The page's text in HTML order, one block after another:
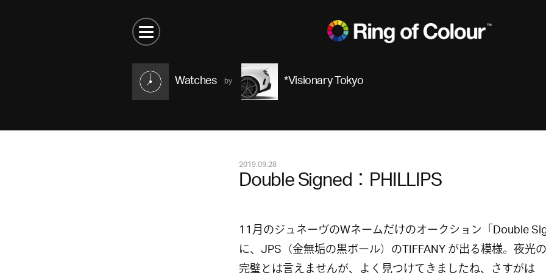
Watches *Visionary Tokyo
2019.09.28
Double Signed：PHILLIPS
11月のジュネーヴのWネームだけのオークション「Double
に、JPS（金無垢の黒ポール）のTIFFANY が出る模様。夜光